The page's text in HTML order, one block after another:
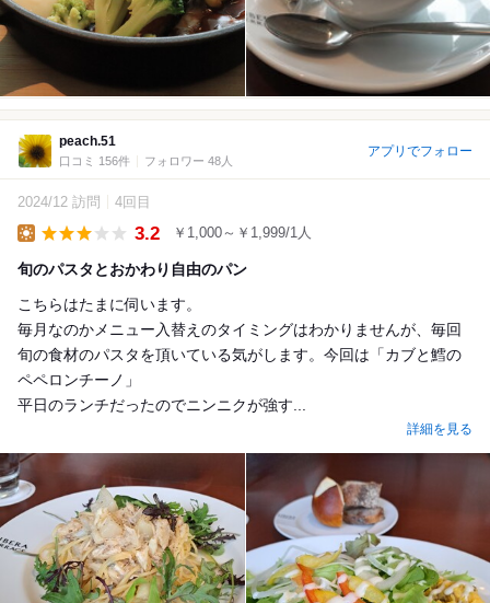
peach.51
口コミ 156件 フォロワー 48人
アプリでフォロー
2024/12 訪問 4回目
3.2 ￥1,000～￥1,999/1人
旬のパスタとおかわり自由のパン
こちらはたまに伺います。
毎月なのかメニュー入替えのタイミングはわかりませんが、毎回
旬の食材のパスタを頂いている気がします。今回は「カブと鱈の
ペペロンチーノ」
平日のランチだったのでニンニクが強す...
詳細を見る